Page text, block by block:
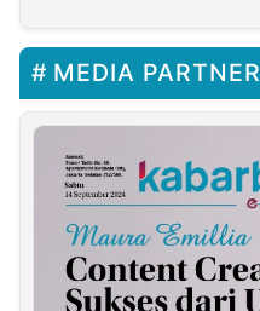
MEDIA PARTNER